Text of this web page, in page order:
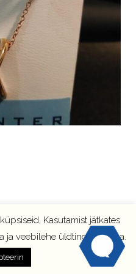
Kasutamist jätkates
ja veebilehe üldtingimustega.